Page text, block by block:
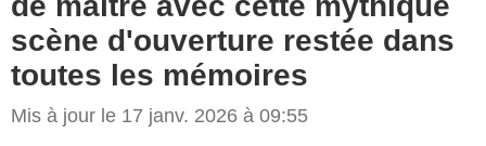
scène d'ouverture restée dans
toutes les mémoires
Mis à jour le 17 janv. 2026 à 09:55